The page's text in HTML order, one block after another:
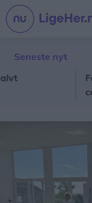
Seneste nyt